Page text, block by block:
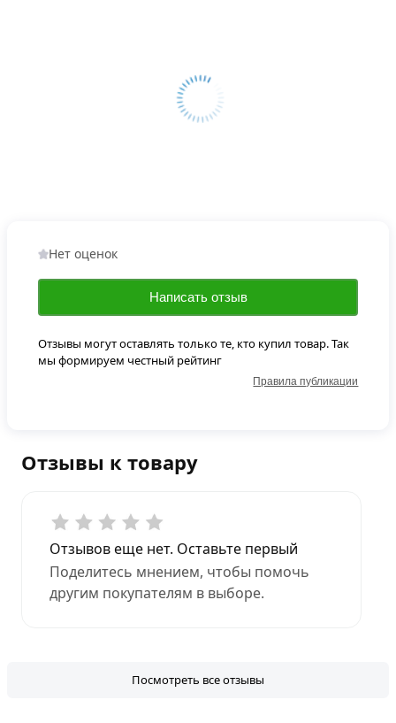
Отзывы к товару
Отзывов еще нет. Оставьте первый
Поделитесь мнением, чтобы помочь
другим покупателям в выборе.
Посмотреть все отзывы
Нет оценок
Написать отзыв
Отзывы могут оставлять только те, кто купил товар. Так
мы формируем честный рейтинг
Правила публикации